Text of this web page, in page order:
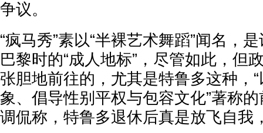
争议。
“疯马秀”素以“半裸艺术舞蹈”闻名，
巴黎时的“成人地标”，尽管如此，但
张胆地前往的，尤其是特鲁多这种，
象、倡导性别平权与包容文化”著称
调侃称，特鲁多退休后真是放飞自我